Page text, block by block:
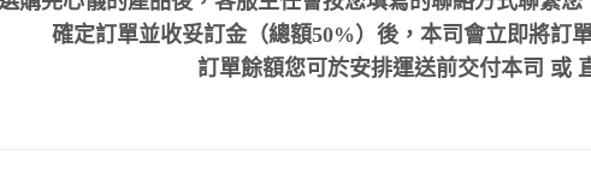
確定訂單並收妥訂金（總額50%）後，本司會立即將訂
訂單餘額您可於安排運送前交付本司 或